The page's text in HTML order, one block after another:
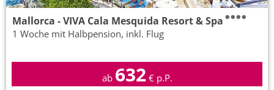
Mallorca - VIVA Cala Mesquida Resort & Spa
1 Woche mit Halbpension, inkl. Flug
ab 632€ p.P.